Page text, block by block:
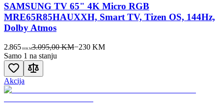
SAMSUNG TV 65" 4K Micro RGB
MRE65R85HAUXXH, Smart TV, Tizen OS, 144Hz,
Dolby Atmos
2.865 00KM3.095,00 KM−230KM
Samo 1 na stanju
Akcija